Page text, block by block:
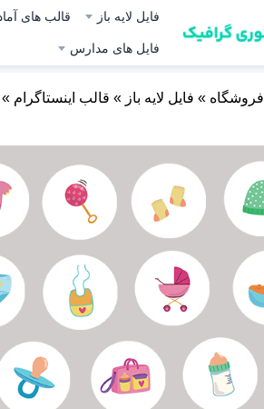
فایل لایه باز قالب های
فایل های مدارس
فروشگاه » فایل لایه باز » قالب اینستاگرام »